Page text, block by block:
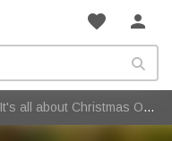
favorite person
It's all about Christmas Oberhausen